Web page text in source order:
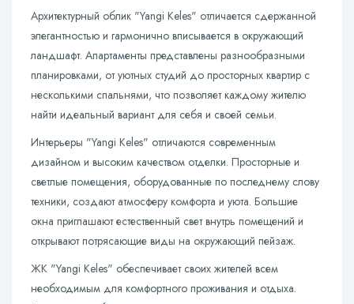
Архитектурный облик "Yangi Keles" отличается сдержанной
элегантностью и гармонично вписывается в окружающий
ландшафт. Апартаменты представлены разнообразными
планировками, от уютных студий до просторных квартир с
несколькими спальнями, что позволяет каждому жителю
найти идеальный вариант для себя и своей семьи.
Интерьеры "Yangi Keles" отличаются современным
дизайном и высоким качеством отделки. Просторные и
светлые помещения, оборудованные по последнему слову
техники, создают атмосферу комфорта и уюта. Большие
окна приглашают естественный свет внутрь помещений и
открывают потрясающие виды на окружающий пейзаж.
ЖК "Yangi Keles" обеспечивает своих жителей всем
необходимым для комфортного проживания и отдыха.